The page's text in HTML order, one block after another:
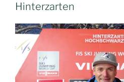
Hinterzarten